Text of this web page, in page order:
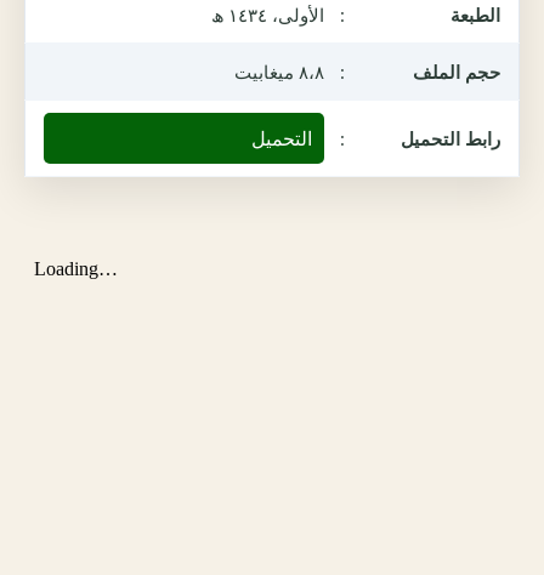
الطبعة : الأولى، ١٤٣٤ ھ
حجم الملف : ٨،٨ ميغابيت
رابط التحميل : التحميل